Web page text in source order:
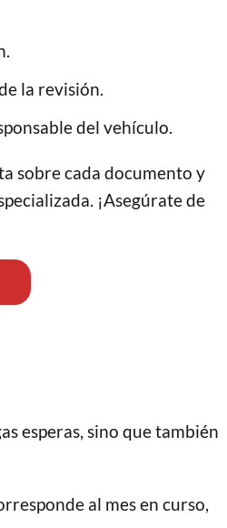
la revisión.
del vehículo.
sobre cada documento y
¡Asegúrate de
esperas, sino que también
al mes en curso,